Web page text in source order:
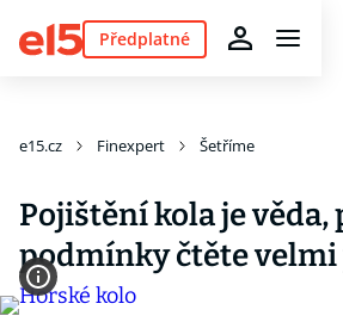
Předplatné
e15.cz Finexpert Šetříme
Pojištění kola je věda,
podmínky čtěte